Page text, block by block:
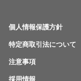
個人情報保護方針
特定商取引法について
注意事項
採用情報